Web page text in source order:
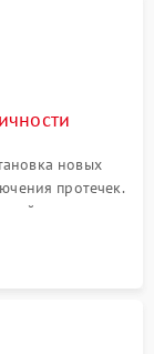
новых
протечек.
системы,